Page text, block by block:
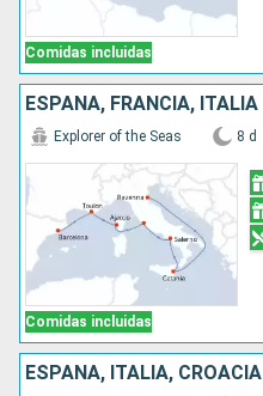
Comidas incluidas
ESPAÑA, FRANCIA, ITALIA
Comidas incluidas
Explorer of the Seas 8 d
ESPAÑA, ITALIA, CROACIA